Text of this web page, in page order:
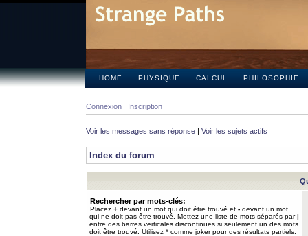
HOME PHYSIQUE CALCUL PHILOSOPHIE
Connexion Inscription
Voir les messages sans réponse | Voir les sujets actifs
Index du forum
Rechercher par mots-clés:
Placez + devant un mot qui doit être trouvé et - devant un mot
qui ne doit pas être trouvé. Mettez une liste de mots séparés par|
entre des barres verticales discontinues si seulement un des mots
doit être trouvé. Utilisez * comme joker pour des résultats partiels.